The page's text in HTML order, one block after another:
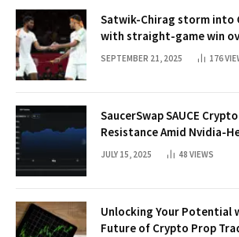
Satwik-Chirag storm into
with straight-game win
Badminton News
SEPTEMBER 21, 2025 176
SaucerSwap SAUCE
Resistance Amid Nvidia-
JULY 15, 2025 48 VIEWS
Unlocking Your Potential
Future of Crypto Prop